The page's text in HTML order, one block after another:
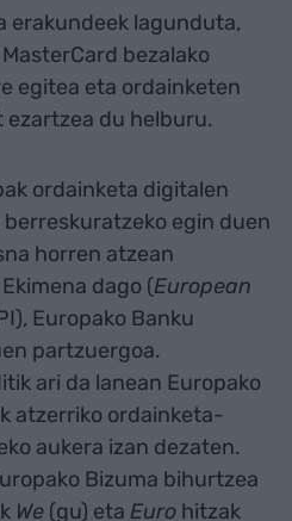
erakundeek lagunduta,
bezalako
egitea eta ordainketen
du helburu.
ordainketa digitalen
egin duen
horren atzean
dago (European
Europako Banku
partzuergoa.
ari da lanean Europako
atzerriko ordainketa-
aukera izan dezaten.
Bizuma bihurtzea
We (gu) eta Euro hitzak